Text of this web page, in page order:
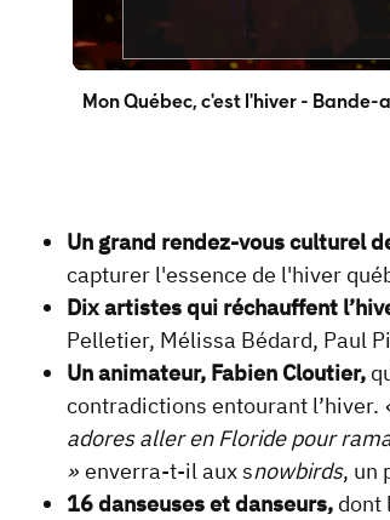
Mon Québec, c'est l'hiver - Bande-
Un grand rendez-vous culturel
capturer l'essence de l'hiver
Dix artistes qui réchauffent
Pelletier, Mélissa Bédard, Paul
Un animateur, Fabien Cloutier,
contradictions entourant l’hiver.
adores aller en Floride pour
» enverra-t-il aux snowbirds, un
16 danseuses et danseurs, dont